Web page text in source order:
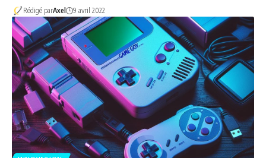
Rédigé parAxel 9 avril 2022